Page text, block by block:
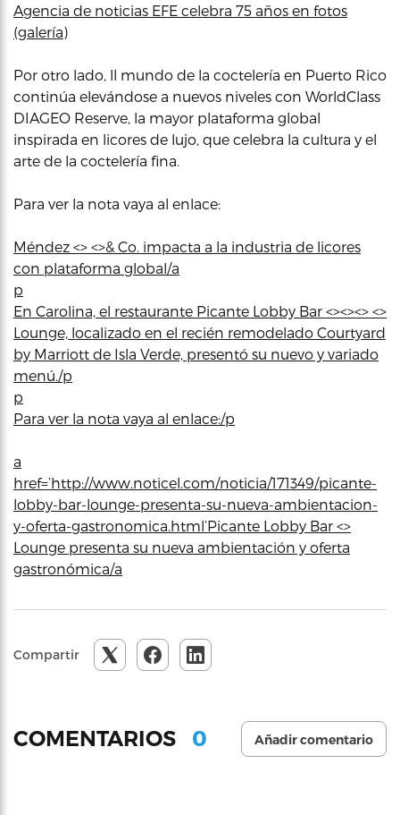
Agencia de noticias EFE celebra 75 años en fotos
(galería)
Por otro lado, ll mundo de la coctelería en Puerto Rico
continúa elevándose a nuevos niveles con WorldClass
DIAGEO Reserve, la mayor plataforma global
inspirada en licores de lujo, que celebra la cultura y el
arte de la coctelería fina.
Para ver la nota vaya al enlace:
Méndez <> <>& Co. impacta a la industria de licores
con plataforma global/a
p
En Carolina, el restaurante Picante Lobby Bar <><><> <>
Lounge, localizado en el recién remodelado Courtyard
by Marriott de Isla Verde, presentó su nuevo y variado
menú./p
p
Para ver la nota vaya al enlace:/p
a
href=’http://www.noticel.com/noticia/171349/picante-
lobby-bar-lounge-presenta-su-nueva-ambientacion-
y-oferta-gastronomica.html’Picante Lobby Bar <>
Lounge presenta su nueva ambientación y oferta
gastronómica/a
Compartir
COMENTARIOS 0 Añadir comentario